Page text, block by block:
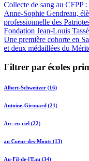
Collecte de sang au CFPP
Anne-Sophie Gendreau,
professionnelle des
Fondation Jean-Louis Tassé
Une première cohorte en
et deux médaillées du
Filtrer par écoles
Albert-Schweitzer (16)
Antoine-Girouard (21)
Arc-en-ciel (22)
au Coeur-des-Monts (13)
Au-Fil-de-l'Eau (34)